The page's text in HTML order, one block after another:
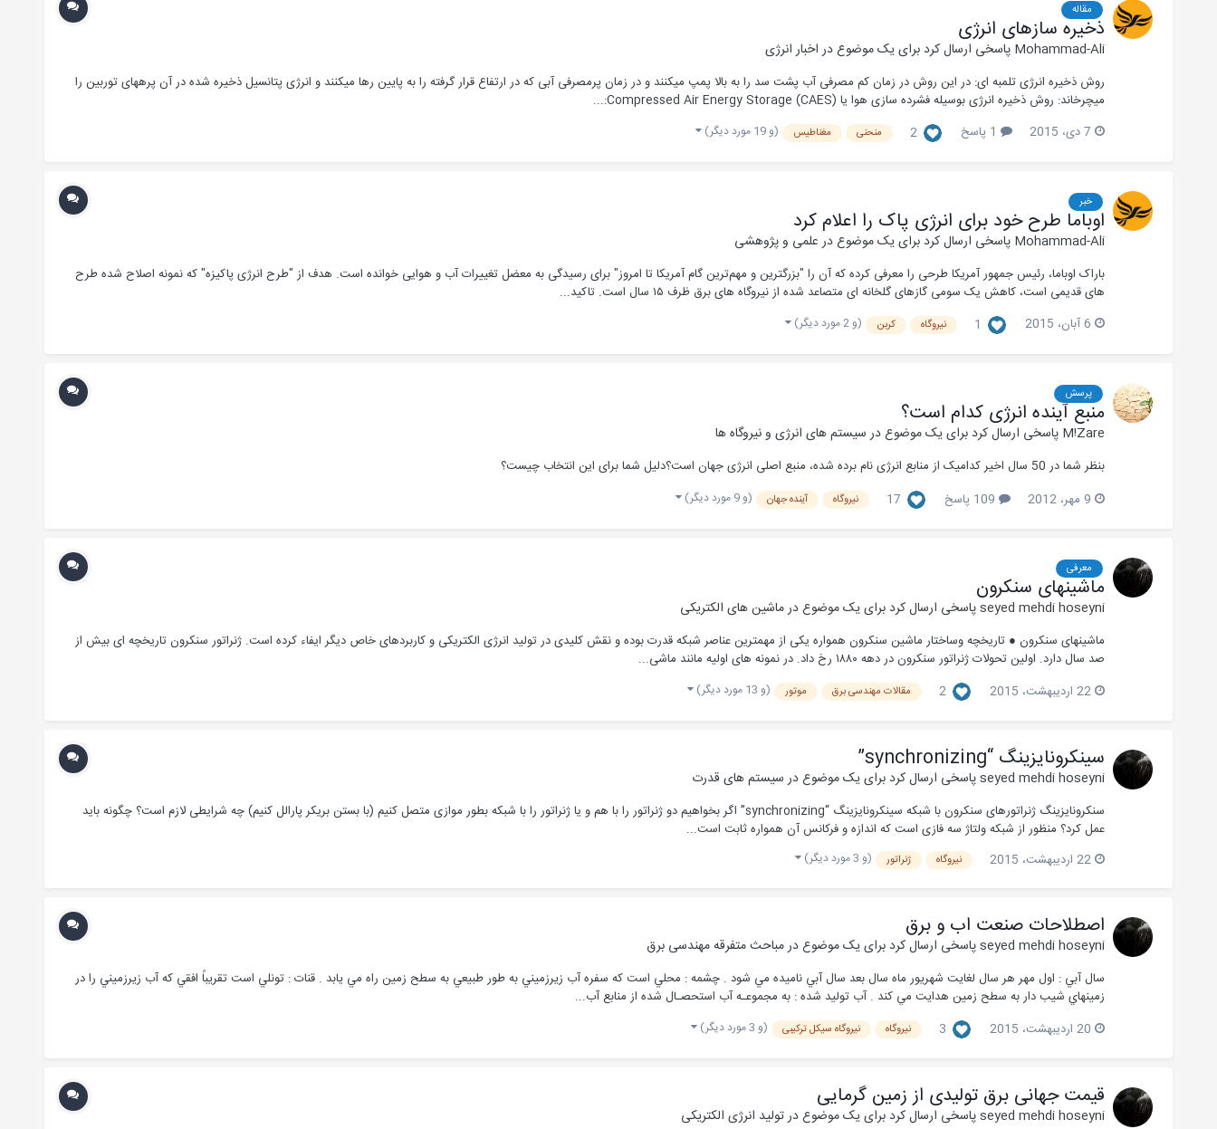
مقاله
ذخیره سازهای انرژی
Mohammad-Ali پاسخی ارسال کرد برای یک موضوع در اخبار انرژی
روش ذخیره انرژی تلمبه ای: در این روش در زمان کم مصرفی آب پشت سد را به بالا پمپ میکنند و در زمان پرمصرفی آبی که در ارتفاع قرار گرفته را به پایین رها میکنند و انرژی پتانسیل ذخیره شده در آن پره‏های توربین را
می‏چرخاند: روش ذخیره انرژی بوسیله فشرده سازی هوا یا Compressed Air Energy Storage (CAES):...
7 دی، 2015
1 پاسخ 2 منحنی مغناطیس (و 19 مورد دیگر)
خبر
اوباما طرح خود برای انرژی پاک را اعلام کرد
Mohammad-Ali پاسخی ارسال کرد برای یک موضوع در علمی و پژوهشی
باراک اوباما، رئیس جمهور آمریکا طرحی را معرفی کرده که آن را "بزرگترین و مهم‌ترین گام آمریکا تا امروز" برای رسیدگی به معضل تغییرات آب و هوایی خوانده است. هدف از "طرح انرژی پاکیزه" که نمونه اصلاح شده طرح
های قدیمی است، کاهش یک سومی گازهای گلخانه ای متصاعد شده از نیروگاه های برق ظرف ۱۵ سال است. تاکید...
6 آبان، 2015
1 نیروگاه کربن (و 2 مورد دیگر)
پرسش
منبع آینده انرژی کدام است؟
M!Zare پاسخی ارسال کرد برای یک موضوع درسیستم های انرژی و نیروگاه ها
بنظر شما در 50 سال اخیر کدامیک از منابع انرژی نام برده شده، منبع اصلی انرژی جهان است؟دلیل شما برای این انتخاب چیست؟
9 مهر، 2012
109 پاسخ 17 نیروگاه آینده جهان (و 9 مورد دیگر)
معرفی
ماشینهای سنکرون
seyed mehdi hoseyniپاسخی ارسال کرد برای یک موضوع درماشین های الکتریکی
ماشینهای سنکرون ● تاریخچه وساختار ماشین سنکرون همواره یکی از مهمترین عناصر شبکه قدرت بوده و نقش کلیدی در تولید انرژی الکتریکی و کاربردهای خاص دیگر ایفاء کرده است. ژنراتور سنکرون تاریخچه ای بیش از
صد سال دارد. اولین تحولات ژنراتور سنکرون در دهه ۱۸۸۰ رخ داد. در نمونه های اولیه مانند ماشی...
22 اردیبهشت، 2015
2 مقالات مهندسی برق موتور (و 13 مورد دیگر)
سینکرونایزینگ “synchronizing”
seyed mehdi hoseyniپاسخی ارسال کرد برای یک موضوع درسیستم های قدرت
سنکرونایزینگ ژنراتورهای سنکرون با شبکه سینکرونایزینگ “synchronizing” اگر بخواهیم دو ژنراتور را با هم و یا ژنراتور را با شبکه بطور موازی متصل کنیم (با بستن بریکر پارالل کنیم) چه شرایطی لازم است؟ چگونه باید
عمل کرد؟ منظور از شبکه ولتاژ سه فازی است که اندازه و فرکانس آن همواره ثابت است...
22 اردیبهشت، 2015
نیروگاه ژنراتور (و 3 مورد دیگر)
اصطلاحات صنعت اب و برق
seyed mehdi hoseyniپاسخی ارسال کرد برای یک موضوع درمباحث متفرقه مهندسی برق
سال آبي : اول مهر هر سال لغايت شهريور ماه سال بعد سال آبي ناميده مي شود . چشمه : محلي است كه سفره آب زيرزميني به طور طبيعي به سطح زمين راه مي يابد . قنات : تونلي است تقريباً افقي كه آب زيرزميني را در
زمينهاي شيب دار به سطح زمين هدايت مي كند . آب توليد شده : به مجموعـه آب استحصـال شده از منابع آب...
20 اردیبهشت، 2015
3 نیروگاه نیروگاه سیکل ترکیبی (و 3 مورد دیگر)
قیمت جهانی برق تولیدی از زمین گرمایی
seyed mehdi hoseyniپاسخی ارسال کرد برای یک موضوع درتولید انرژی الکتریکی